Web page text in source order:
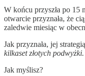
W końcu przyszła po 15
otwarcie przyznała, że
zaledwie miesiąc w
Jak przyznała, jej
kilkaset złotych
Jak myślisz?